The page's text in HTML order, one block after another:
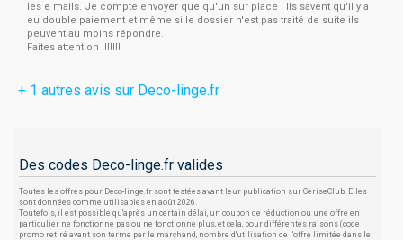
les e mails. Je compte envoyer quelqu'un sur place . Ils savent qu'il y a
eu double paiement et même si le dossier n'est pas traité de suite ils
peuvent au moins répondre.
Faites attention !!!!!!!
+ 1 autres avis sur Deco-linge.fr
Des codes Deco-linge.fr valides
Toutes les offres pour Deco-linge.fr sont testées avant leur publication sur CeriseClub. Elles
sont données comme utilisables en août 2026.
Toutefois, il est possible qu'après un certain délai, un coupon de réduction ou une offre en
particulier ne fonctionne pas ou ne fonctionne plus, et cela, pour différentes raisons (code
promo retiré avant son terme par le marchand, nombre d'utilisation de l'offre limitée dans le